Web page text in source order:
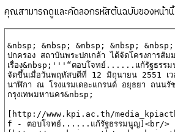
คุณสามารถดูและคัดลอกรหัสต้นฉบับของหน้านี้